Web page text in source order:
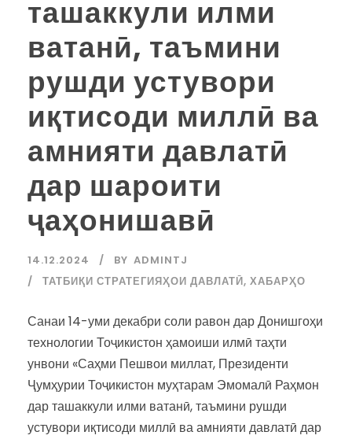
ташаккули илми
ватанӣ, таъмини
рушди устувори
иқтисоди миллӣ ва
амнияти давлатӣ
дар шароити
ҷаҳонишавӣ
14.12.2024 BY ADMINTJ
ТАТБИҚИ СТРАТЕГИЯҲОИ ДАВЛАТӢ, ХАБАРҲО
Санаи 14-уми декабри соли равон дар Донишгоҳи
технологии Тоҷикистон ҳамоиши илмӣ таҳти
унвони «Саҳми Пешвои миллат, Президенти
Ҷумҳурии Тоҷикистон муҳтарам Эмомалӣ Раҳмон
дар ташаккули илми ватанӣ, таъмини рушди
устувори иқтисоди миллӣ ва амнияти давлатӣ дар